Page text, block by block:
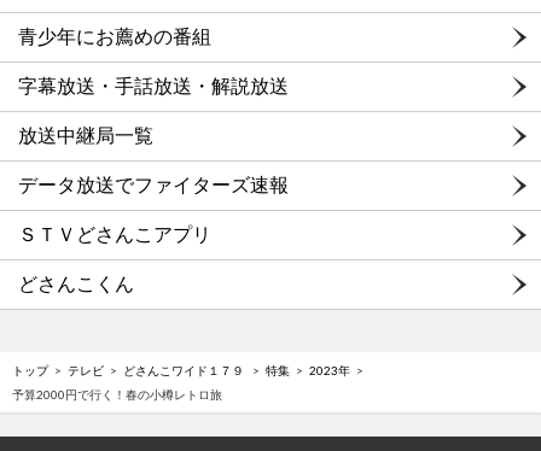
青少年にお薦めの番組
字幕放送・手話放送・解説放送
放送中継局一覧
データ放送でファイターズ速報
ＳＴＶどさんこアプリ
どさんこくん
トップ テレビ どさんこワイド１７９ 特集
2023年
予算2000円で行く！春の小樽レトロ旅